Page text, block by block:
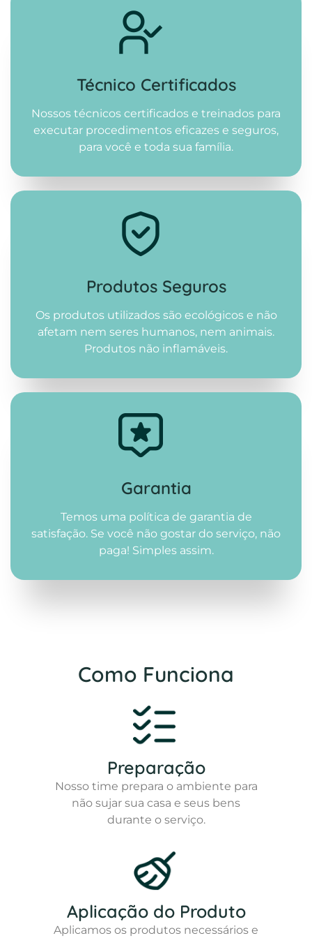
Técnico Certificados
Nossos técnicos certificados e treinados para
executar procedimentos eficazes e seguros,
para você e toda sua família.
Produtos Seguros
Os produtos utilizados são ecológicos e não
afetam nem seres humanos, nem animais.
Produtos não inflamáveis.
Garantia
Temos uma política de garantia de
satisfação. Se você não gostar do serviço, não
paga! Simples assim.
Como Funciona
Preparação
Nosso time prepara o ambiente para
não sujar sua casa e seus bens
durante o serviço.
Aplicação do Produto
Aplicamos os produtos necessários e